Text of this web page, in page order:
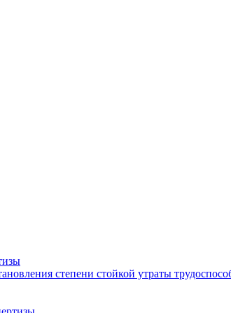
степени стойкой утраты